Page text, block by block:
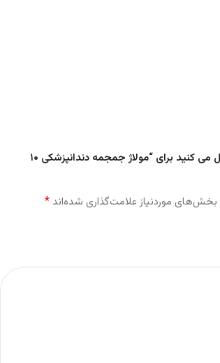
اولین نفری باشید که دیدگاهی را ارسال می کنید برای “مولاژ جمجمه دندانپزشکی ۱۰
بخش‌های موردنیاز علامت‌گذاری شده‌اند*